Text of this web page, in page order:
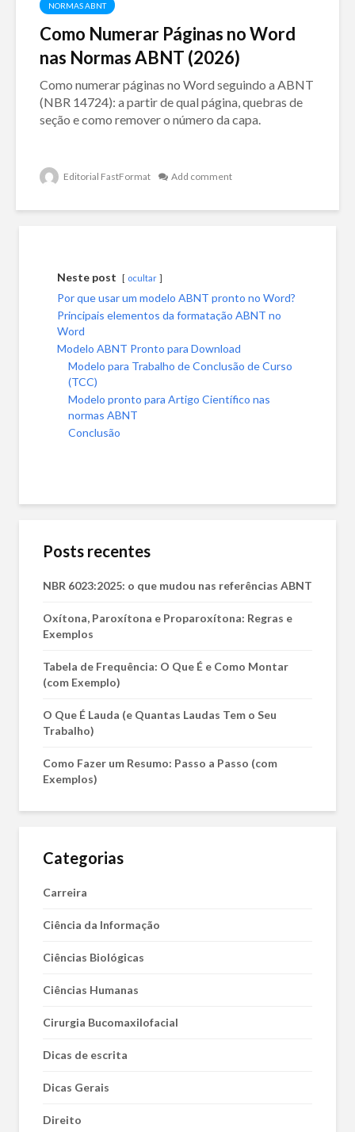
NORMAS ABNT
Como Numerar Páginas no Word
nas Normas ABNT (2026)
Como numerar páginas no Word seguindo a ABNT
(NBR 14724): a partir de qual página, quebras de
seção e como remover o número da capa.
Editorial FastFormat Add comment
Neste post ocultar
Por que usar um modelo ABNT pronto no Word?
Principais elementos da formatação ABNT no
Word
Modelo ABNT Pronto para Download
Modelo para Trabalho de Conclusão de Curso
(TCC)
Modelo pronto para Artigo Científico nas
normas ABNT
Conclusão
Posts recentes
NBR 6023:2025: o que mudou nas referências ABNT
Oxítona, Paroxítona e Proparoxítona: Regras e
Exemplos
Tabela de Frequência: O Que É e Como Montar
(com Exemplo)
O Que É Lauda (e Quantas Laudas Tem o Seu
Trabalho)
Como Fazer um Resumo: Passo a Passo (com
Exemplos)
Categorias
Carreira
Ciência da Informação
Ciências Biológicas
Ciências Humanas
Cirurgia Bucomaxilofacial
Dicas de escrita
Dicas Gerais
Direito